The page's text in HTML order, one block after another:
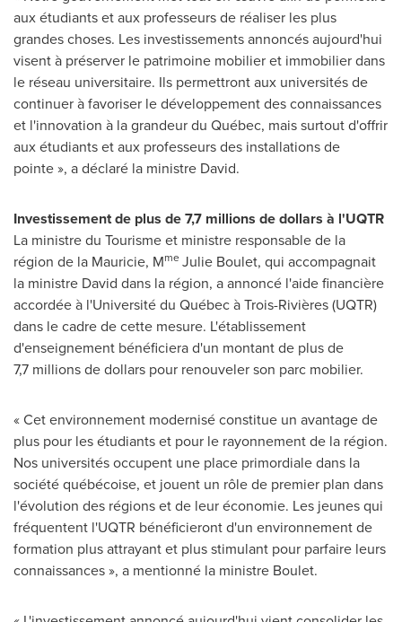
aux étudiants et aux professeurs de réaliser les plus
grandes choses. Les investissements annoncés aujourd'hui
visent à préserver le patrimoine mobilier et immobilier dans
le réseau universitaire. Ils permettront aux universités de
continuer à favoriser le développement des connaissances
et l'innovation à la grandeur du Québec, mais surtout d'offrir
aux étudiants et aux professeurs des installations de
pointe », a déclaré la ministre David.
Investissement de plus de 7,7 millions de dollars à l'UQTR
La ministre du Tourisme et ministre responsable de la
région de la Mauricie, MmeJulie Boulet, qui accompagnait
la ministre David dans la région, a annoncé l'aide financière
accordée à l'Université du Québec à Trois-Rivières (UQTR)
dans le cadre de cette mesure. L'établissement
d'enseignement bénéficiera d'un montant de plus de
7,7 millions de dollars pour renouveler son parc mobilier.
« Cet environnement modernisé constitue un avantage de
plus pour les étudiants et pour le rayonnement de la région.
Nos universités occupent une place primordiale dans la
société québécoise, et jouent un rôle de premier plan dans
l'évolution des régions et de leur économie. Les jeunes qui
fréquentent l'UQTR bénéficieront d'un environnement de
formation plus attrayant et plus stimulant pour parfaire leurs
connaissances », a mentionné la ministre Boulet.